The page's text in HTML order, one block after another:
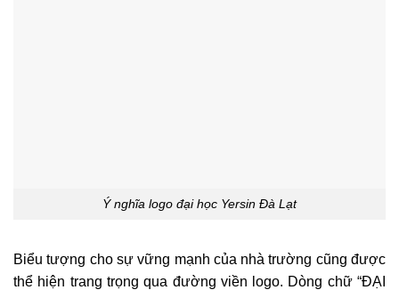
Ý nghĩa logo đại học Yersin Đà Lạt
Biểu tượng cho sự vững mạnh của nhà trường cũng được
thể hiện trang trọng qua đường viền logo. Dòng chữ “ĐẠI